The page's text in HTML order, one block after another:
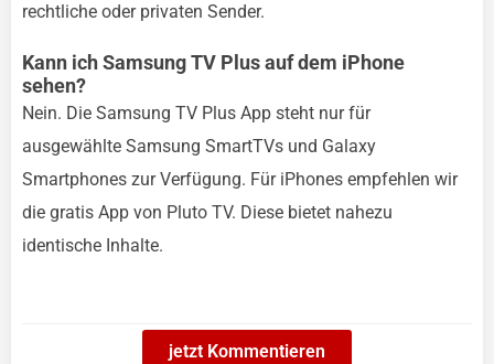
rechtliche oder privaten Sender.
Kann ich Samsung TV Plus auf dem iPhone
sehen?
Nein. Die Samsung TV Plus App steht nur für
ausgewählte Samsung SmartTVs und Galaxy
Smartphones zur Verfügung. Für iPhones empfehlen wir
die gratis App von Pluto TV. Diese bietet nahezu
identische Inhalte.
jetzt Kommentieren